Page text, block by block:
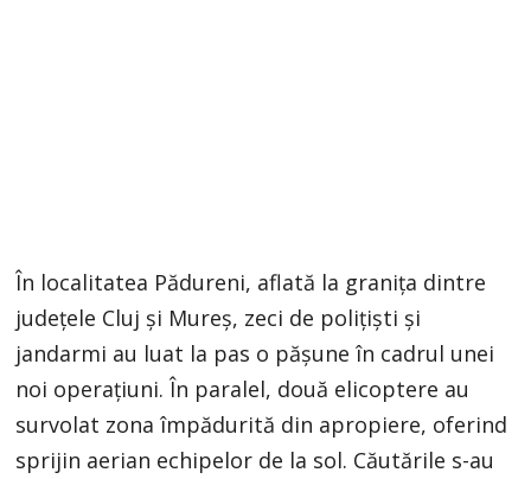
În localitatea Pădureni, aflată la granița dintre
județele Cluj și Mureș, zeci de polițiști și
jandarmi au luat la pas o pășune în cadrul unei
noi operațiuni. În paralel, două elicoptere au
survolat zona împădurită din apropiere, oferind
sprijin aerian echipelor de la sol. Căutările s-au